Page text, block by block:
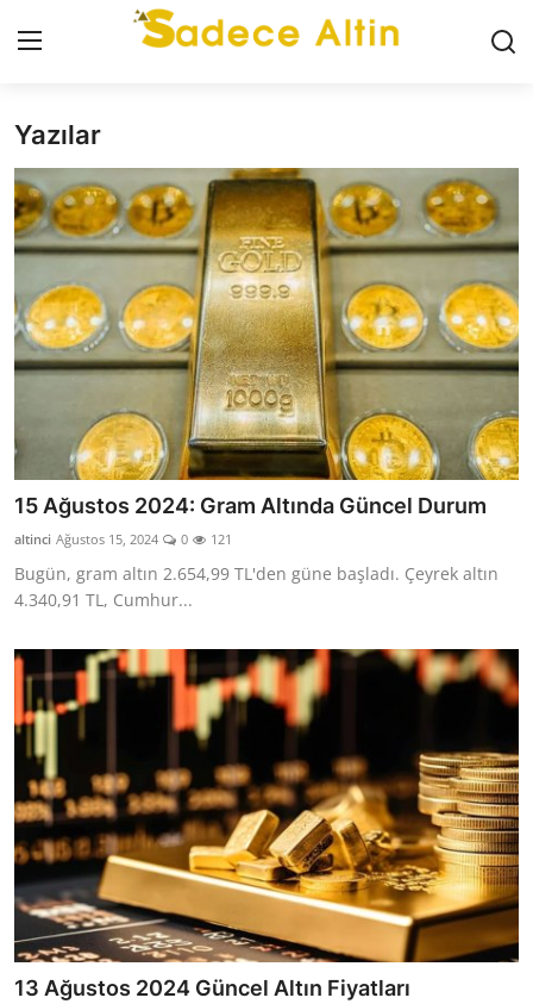
Giriş
GÜNCEL
İLETİŞİM
YASAL UYARI
KÜNYE
GRAM ALTIN
ÇEYREK ALTIN
YARIM ALTIN
TAM ALTIN
DİĞER ALTINLAR
Yazılar
15 Ağustos 2024: Gram Altında Güncel Durum
altinci Ağustos 15, 2024 0 121
Bugün, gram altın 2.654,99 TL'den güne başladı. Çeyrek altın
4.340,91 TL, Cumhur...
13 Ağustos 2024 Güncel Altın Fiyatları